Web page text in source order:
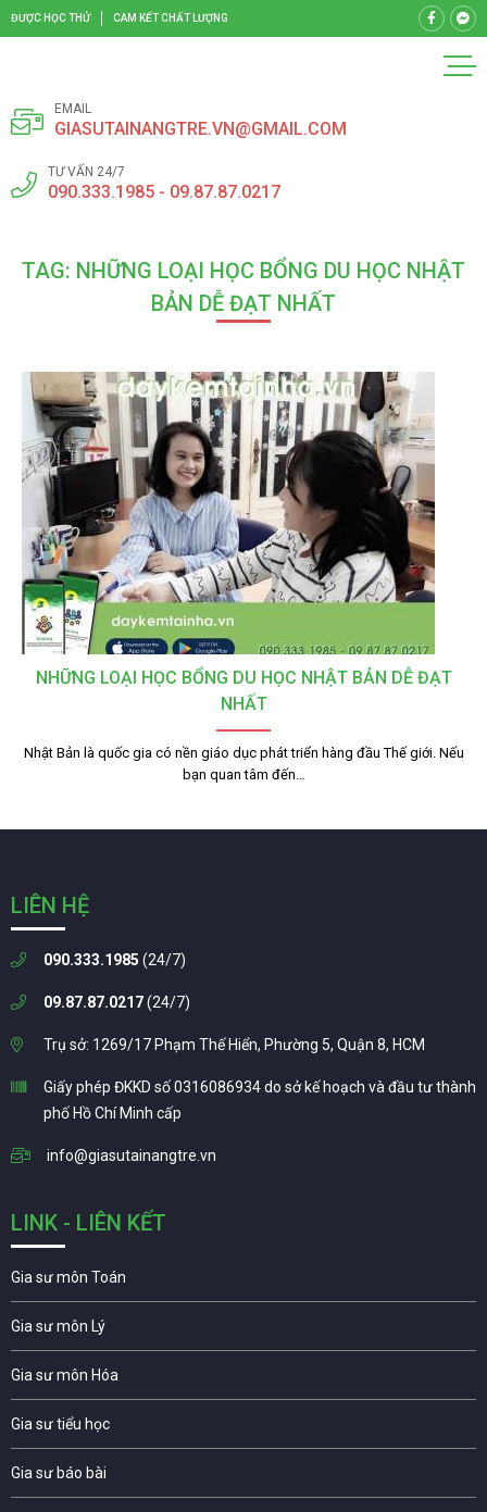
ĐƯỢC HỌC THỬ CAM KẾT CHẤT LƯỢNG
EMAIL
GIASUTAINANGTRE.VN@GMAIL.COM
TƯ VẤN 24/7
090.333.1985 - 09.87.87.0217
TAG: NHỮNG LOẠI HỌC BỔNG DU HỌC NHẬT
BẢN DỄ ĐẠT NHẤT
NHỮNG LOẠI HỌC BỔNG DU HỌC NHẬT BẢN DỄ ĐẠT
NHẤT
Nhật Bản là quốc gia có nền giáo dục phát triển hàng đầu Thế giới. Nếu
bạn quan tâm đến…
LIÊN HỆ
090.333.1985 (24/7)
09.87.87.0217(24/7)
Trụ sở: 1269/17 Phạm Thế Hiển, Phường 5, Quận 8, HCM
Giấy phép ĐKKD số 0316086934 do sở kế hoạch và đầu tư thành
phố Hồ Chí Minh cấp
info@giasutainangtre.vn
LINK - LIÊN KẾT
Gia sư môn Toán
Gia sư môn Lý
Gia sư môn Hóa
Gia sư tiểu học
Gia sư báo bài